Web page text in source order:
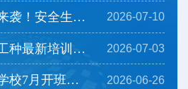
【紧急通知】台风来袭！安全生产严格停工，开班延期 2026-07-10
【特种作业】各个工种最新培训时长安排，带你一览！ 2026-07-03
【开班详情】思特学校7月开班计划上线，一起来看看→ 2026-06-26